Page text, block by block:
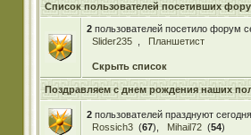
Список пользователей посетивших
2пользователей посетило форум
Slider235
Планшетист
Скрыть список
Поздравляем с днем рождения наших
2пользователей празднуют
Rossich3 (67), Mihail72 (54)